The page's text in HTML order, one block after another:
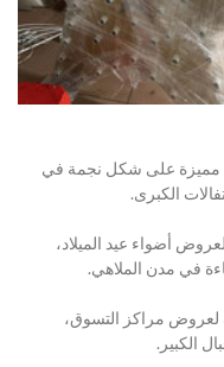
مميزة على شكل نجمة في
الكبرى.
أضواء عيد الميلاد،
في مدن الملاهي.
لعروض مراكز التسوق،
الكبير.